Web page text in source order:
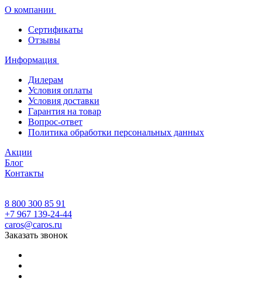
О компании
Сертификаты
Отзывы
Информация
Дилерам
Условия оплаты
Условия доставки
Гарантия на товар
Вопрос-ответ
Политика обработки персональных данных
Акции
Блог
Контакты
8 800 300 85 91
+7 967 139-24-44
caros@caros.ru
Заказать звонок